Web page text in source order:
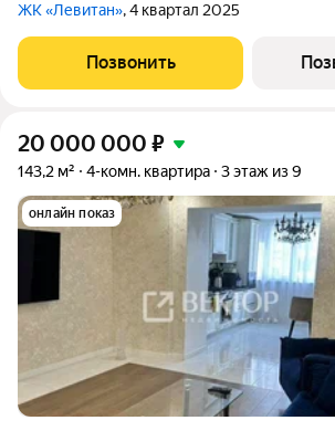
ЖК «Левитан», 4 квартал 2025
Позвонить
20 000 000 ₽
143,2 м² 4-комн. квартира 3 этаж из 9
онлайн показ